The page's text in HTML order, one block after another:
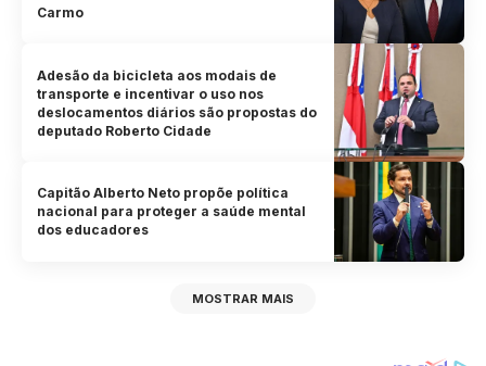
Carmo
Adesão da bicicleta aos modais de
transporte e incentivar o uso nos
deslocamentos diários são propostas do
deputado Roberto Cidade
Capitão Alberto Neto propõe política
nacional para proteger a saúde mental
dos educadores
MOSTRAR MAIS